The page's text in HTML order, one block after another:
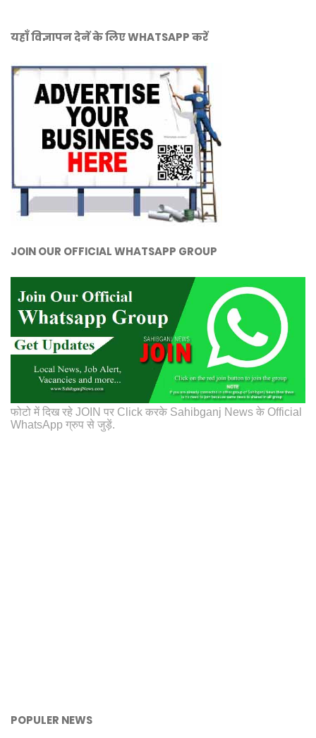
यहाँ विज्ञापन देनें के लिए WHATSAPP करें
JOIN OUR OFFICIAL WHATSAPP GROUP
फोटो में दिख रहे JOIN पर Click करके Sahibganj News के Official
WhatsApp ग्रुप से जुड़ें.
POPULER NEWS